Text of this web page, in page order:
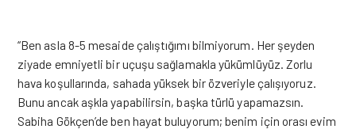
“Ben asla 8-5 mesaide çalıştığımı bilmiyorum. Her şeyden
ziyade emniyetli bir uçuşu sağlamakla yükümlüyüz. Zorlu
hava koşullarında, sahada yüksek bir özveriyle çalışıyoruz.
Bunu ancak aşkla yapabilirsin, başka türlü yapamazsın.
Sabiha Gökçen’de ben hayat buluyorum; benim için orası evim